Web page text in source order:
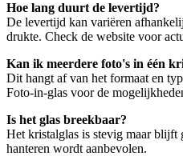
Hoe lang duurt de levertijd?
De levertijd kan variëren
drukte. Check de website voor
Kan ik meerdere foto's in één
Dit hangt af van het formaat en
Foto-in-glas voor de
Is het glas breekbaar?
Het kristalglas is stevig maar
hanteren wordt aanbevolen.